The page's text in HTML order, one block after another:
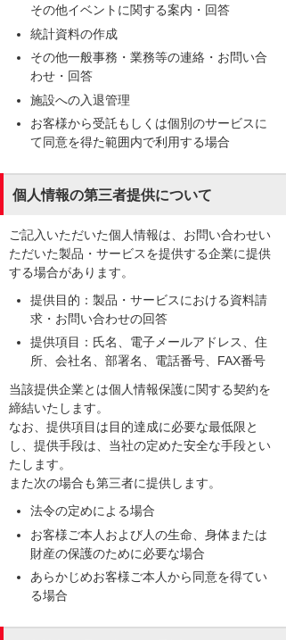
その他イベントに関する案内・回答
統計資料の作成
その他一般事務・業務等の連絡・お問い合
わせ・回答
施設への入退管理
お客様から受託もしくは個別のサービスに
て同意を得た範囲内で利用する場合
個人情報の第三者提供について
ご記入いただいた個人情報は、お問い合わせい
ただいた製品・サービスを提供する企業に提供
する場合があります。
提供目的：製品・サービスにおける資料請
求・お問い合わせの回答
提供項目：氏名、電子メールアドレス、住
所、会社名、部署名、電話番号、FAX番号
当該提供企業とは個人情報保護に関する契約を
締結いたします。
なお、提供項目は目的達成に必要な最低限と
し、提供手段は、当社の定めた安全な手段とい
たします。
また次の場合も第三者に提供します。
法令の定めによる場合
お客様ご本人および人の生命、身体または
財産の保護のために必要な場合
あらかじめお客様ご本人から同意を得てい
る場合